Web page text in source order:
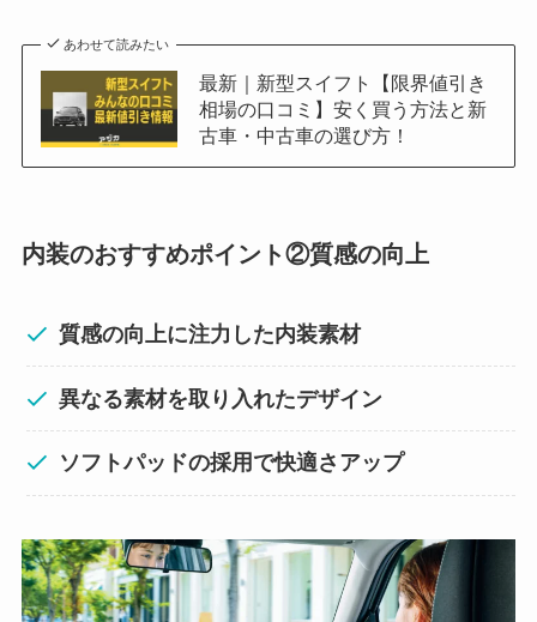
あわせて読みたい
最新｜新型スイフト【限界値引き
相場の口コミ】安く買う方法と新
古車・中古車の選び方！
内装のおすすめポイント②質感の向上
質感の向上に注力した内装素材
異なる素材を取り入れたデザイン
ソフトパッドの採用で快適さアップ